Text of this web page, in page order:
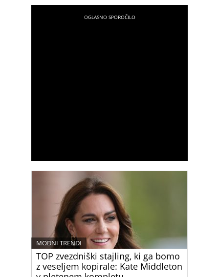
TOP zvezdniški stajling, ki ga bomo
z veseljem kopirale: Kate Middleton
MODNI TRENDI